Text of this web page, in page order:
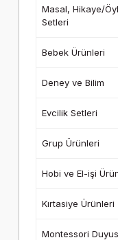
Masal, Hikaye/
Setleri
Bebek Ürünleri
Deney ve Bilim
Evcilik Setleri
Grup Ürünleri
Hobi ve El-işi
Kırtasiye Ürünleri
Montessori